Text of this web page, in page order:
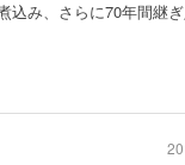
込み、さらに70年間継